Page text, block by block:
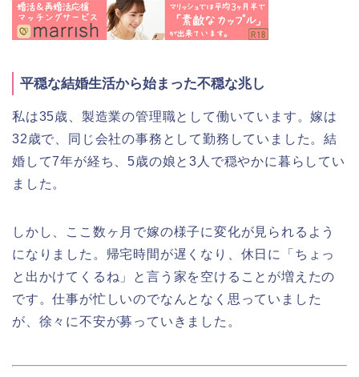
平穏な結婚生活から始まった不穏な兆し
私は35歳、製造業の管理職として働いています。嫁は
32歳で、同じ会社の事務として勤務していました。結
婚して7年が経ち、5歳の娘と3人で穏やかに暮らしてい
ました。
しかし、ここ数ヶ月で嫁の様子に変化が見られるよう
になりました。帰宅時間が遅くなり、休日に「ちょっ
と出かけてくるね」と言う家を空けることが増えたの
です。仕事が忙しいのでなんとなく思っていました
が、徐々に不安が募っていきました。